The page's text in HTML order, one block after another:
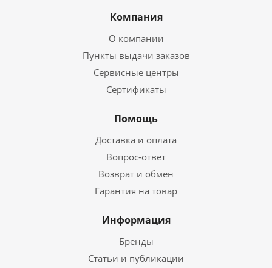
Компания
О компании
Пункты выдачи заказов
Сервисные центры
Сертификаты
Помощь
Доставка и оплата
Вопрос-ответ
Возврат и обмен
Гарантия на товар
Информация
Бренды
Статьи и публикации